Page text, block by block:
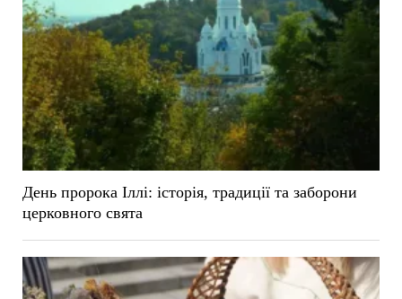
День пророка Іллі: історія, традиції та заборони
церковного свята